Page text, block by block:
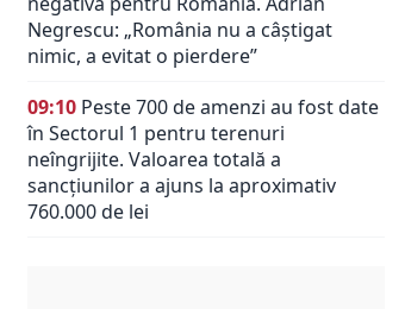
Negrescu: „România nu a câștigat
nimic, a evitat o pierdere”
09:10 Peste 700 de amenzi au fost date
în Sectorul 1 pentru terenuri
neîngrijite. Valoarea totală a
sancțiunilor a ajuns la aproximativ
760.000 de lei